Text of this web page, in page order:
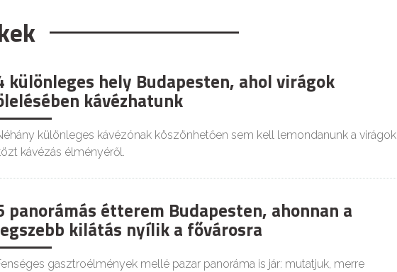
különleges hely Budapesten, ahol virágok
kávézhatunk
különleges kávézónak köszönhetően sem kell lemondanunk a virágok
kávézás élményéről.
panorámás étterem Budapesten, ahonnan a
kilátás nyílik a fővárosra
gasztroélmények mellé pazar panoráma is jár: mutatjuk, merre